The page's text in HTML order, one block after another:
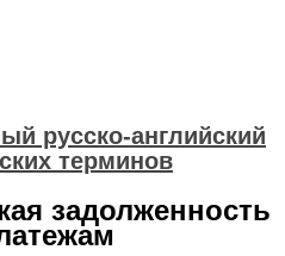
русско-английский
терминов
задолженность